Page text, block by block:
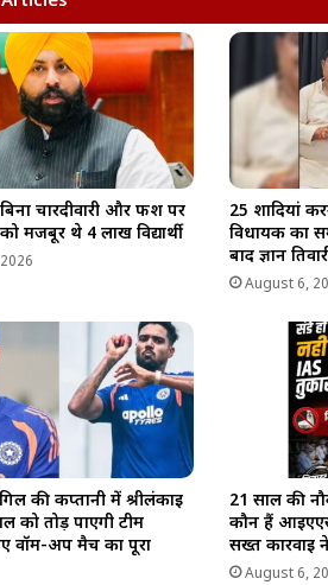
o
k
a
m
k
चारदीवारी और फर्श पर
मजबूर थे 4 लाख विद्यार्थी
25 शादियां
विधायक का
बाद ज्ञान
August 6,
की कप्तानी में श्रीलंकाई
को तोड़ पाएगी टीम
वॉर्म-अप मैच का पूरा
21 साल की
कौन हैं
सख्त कार्रवाई
August 6,